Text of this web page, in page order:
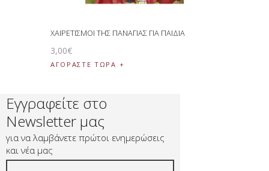
ΧΑΙΡΕΤΙΣΜΟΙ ΤΗΣ ΠΑΝΑΓΙΑΣ ΓΙΑ ΠΑΙΔΙΑ
3,00€
ΑΓΟΡΑΣΤΕ ΤΩΡΑ
Εγγραφείτε στο
Newsletter μας
για να λαμβάνετε πρώτοι ενημερώσεις
και νέα μας